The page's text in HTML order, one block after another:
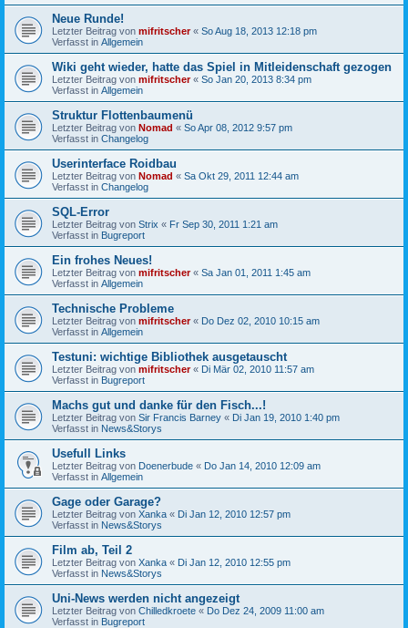
Neue Runde!
Letzter Beitrag von mifritscher« So Aug 18, 2013 12:18 pm
Verfasst in Allgemein
Wiki geht wieder, hatte das Spiel in Mitleidenschaft gezogen
Letzter Beitrag von mifritscher« So Jan 20, 2013 8:34 pm
Verfasst in Allgemein
Struktur Flottenbaumenü
Letzter Beitrag von Nomad « So Apr 08, 2012 9:57 pm
Verfasst in Changelog
Userinterface Roidbau
Letzter Beitrag von Nomad « Sa Okt 29, 2011 12:44 am
Verfasst in Changelog
SQL-Error
Letzter Beitrag von Strix « Fr Sep 30, 2011 1:21 am
Verfasst in Bugreport
Ein frohes Neues!
Letzter Beitrag von mifritscher« Sa Jan 01, 2011 1:45 am
Verfasst in Allgemein
Technische Probleme
Letzter Beitrag von mifritscher« Do Dez 02, 2010 10:15 am
Verfasst in Allgemein
Testuni: wichtige Bibliothek ausgetauscht
Letzter Beitrag von mifritscher« Di Mär 02, 2010 11:57 am
Verfasst in Bugreport
Machs gut und danke für den Fisch...!
Letzter Beitrag von Sir Francis Barney « Di Jan 19, 2010 1:40 pm
Verfasst in News&Storys
Usefull Links
Letzter Beitrag von Doenerbude « Do Jan 14, 2010 12:09 am
Verfasst in Allgemein
Gage oder Garage?
Letzter Beitrag von Xanka « Di Jan 12, 2010 12:57 pm
Verfasst in News&Storys
Film ab, Teil 2
Letzter Beitrag von Xanka « Di Jan 12, 2010 12:55 pm
Verfasst in News&Storys
Uni-News werden nicht angezeigt
Letzter Beitrag von Chilledkroete « Do Dez 24, 2009 11:00 am
Verfasst in Bugreport